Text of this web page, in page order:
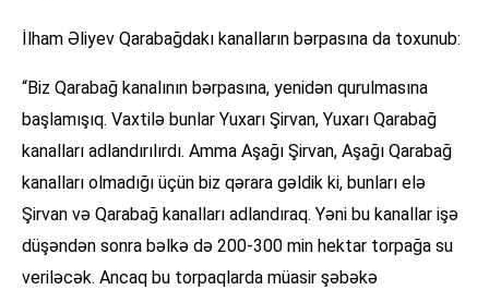
İlham Əliyev Qarabağdakı kanalların bərpasına da toxunub:
“Biz Qarabağ kanalının bərpasına, yenidən qurulmasına
başlamışıq. Vaxtilə bunlar Yuxarı Şirvan, Yuxarı Qarabağ
kanalları adlandırılırdı. Amma Aşağı Şirvan, Aşağı Qarabağ
kanalları olmadığı üçün biz qərara gəldik ki, bunları elə
Şirvan və Qarabağ kanalları adlandıraq. Yəni bu kanallar işə
düşəndən sonra bəlkə də 200-300 min hektar torpağa su
veriləcək. Ancaq bu torpaqlarda müasir şəbəkə